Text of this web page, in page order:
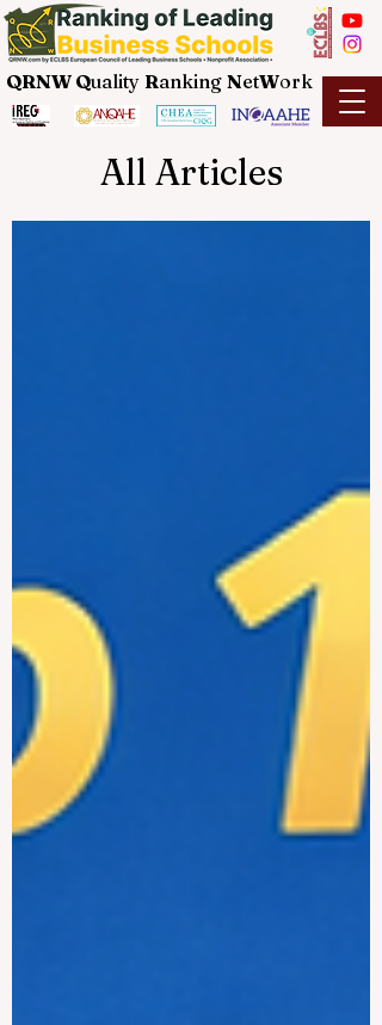
QRNW Quality Ranking NetWork
All Articles